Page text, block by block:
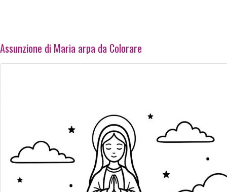
Assunzione di Maria arpa da Colorare